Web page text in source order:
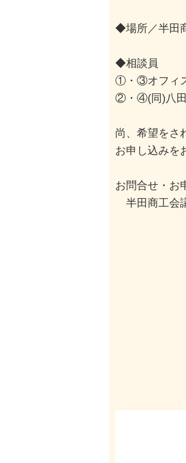
◆場所／半田
◆相談員
①・③オフィ
②・④(同)八田
尚、希望をさ
お申し込みを
お問合せ・お
半田商工会